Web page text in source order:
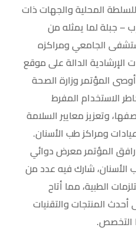
المحلية والجهات ذات
– جبلة لما يمثله من
الجامعي ومراكزه
الإرشادية الدالة على موقع
المؤتمر وزارة الصحة
الاستخدام المفرط
وتعزيز معايير السلامة
ومراكز طب الأسنان.
رافق المؤتمر معرض دوائي
شارك فيه عدد من
الطبية، مما أتاح
المنتجات والتقنيات
التخصص.